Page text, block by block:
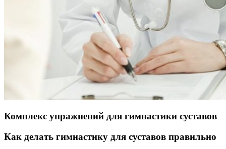
Комплекс упражнений для гимнастики суставов
Как делать гимнастику для суставов правильно